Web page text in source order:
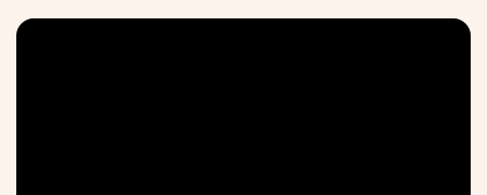
Kapcsolat